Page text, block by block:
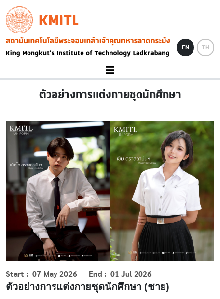
Skip to main content
KMITL
Image
EN TH
ตัวอย่างการแต่งกายชุดนักศึกษา
Start 07 May 2026 End 01 Jul 2026
ตัวอย่างการแต่งกายชุดนักศึกษา (ชาย)